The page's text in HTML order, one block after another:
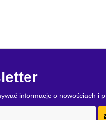
informacje o nowościach i